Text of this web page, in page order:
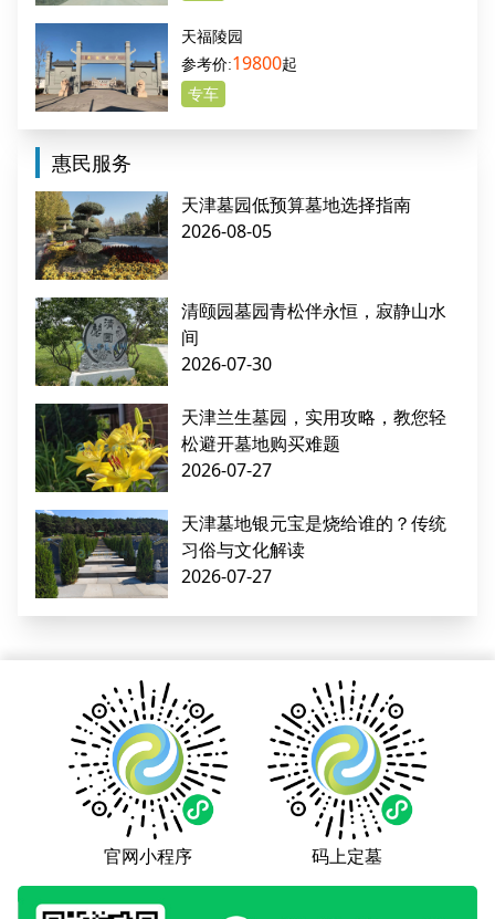
天福陵园
19800起
专车
惠民服务
天津墓园低预算墓地选择指南
2026-08-05
清颐园墓园青松伴永恒，寂静山水
间
2026-07-30
天津兰生墓园，实用攻略，教您轻
松避开墓地购买难题
2026-07-27
天津墓地银元宝是烧给谁的？传统
习俗与文化解读
2026-07-27
官网小程序 码上定墓